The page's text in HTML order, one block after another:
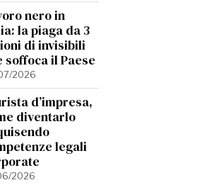
nero in
la piaga da 3
di invisibili
soffoca il Paese
2026
d’impresa,
diventarlo
legali
2026